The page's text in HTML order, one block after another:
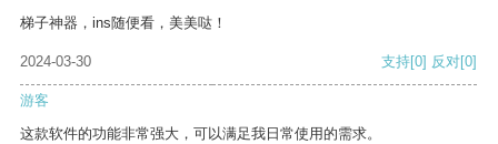
梯子神器，ins随便看，美美哒！
2024-03-30 支持[0] 反对[0]
游客
这款软件的功能非常强大，可以满足我日常使用的需求。